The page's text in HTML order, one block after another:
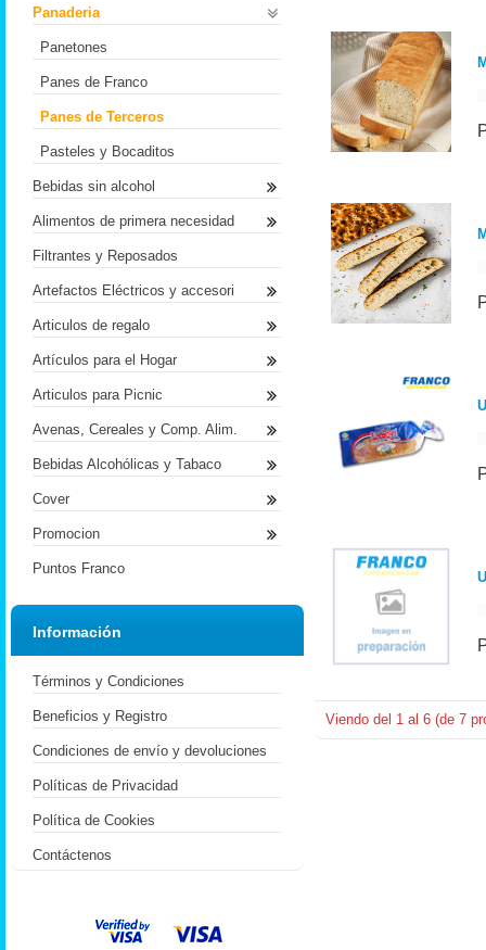
Viendo del 1 al 6 (de 7
Panaderia
Panetones
Panes de Franco
Panes de Terceros
Pasteles y Bocaditos
Bebidas sin alcohol
Alimentos de primera necesidad
Filtrantes y Reposados
Artefactos Eléctricos y accesori
Articulos de regalo
Artículos para el Hogar
Articulos para Picnic
Avenas, Cereales y Comp. Alim.
Bebidas Alcohólicas y Tabaco
Cover
Promocion
Puntos Franco
Información
Términos y Condiciones
Beneficios y Registro
Condiciones de envío y devoluciones
Políticas de Privacidad
Política de Cookies
Contáctenos